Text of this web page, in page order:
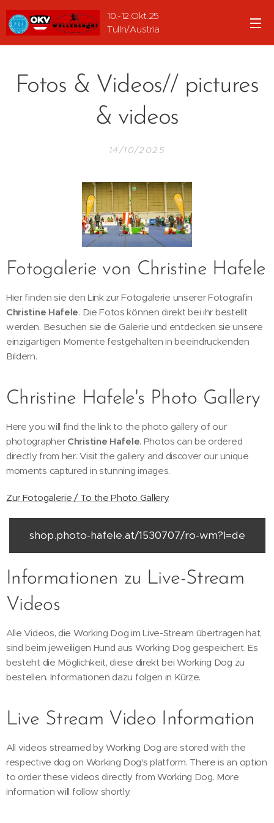
10.-12.Okt.25
Tulln/Austria
Fotos & Videos// pictures
& videos
14/10/2025
Fotogalerie von Christine Hafele
Hier finden sie den Link zur Fotogalerie unserer Fotografin
Christine Hafele. Die Fotos können direkt bei ihr bestellt
werden. Besuchen sie die Galerie und entdecken sie unsere
einzigartigen Momente festgehalten in beeindruckenden
Bildern.
Christine Hafele's Photo Gallery
Here you will find the link to the photo gallery of our
photographer Christine Hafele. Photos can be ordered
directly from her. Visit the gallery and discover our unique
moments captured in stunning images.
Zur Fotogalerie / To the Photo Gallery
shop.photo-hafele.at/1530707/ro-wm?l=de
Informationen zu Live-Stream
Videos
Alle Videos, die Working Dog im Live-Stream übertragen hat,
sind beim jeweiligen Hund aus Working Dog gespeichert. Es
besteht die Möglichkeit, diese direkt bei Working Dog zu
bestellen. Informationen dazu folgen in Kürze.
Live Stream Video Information
All videos streamed by Working Dog are stored with the
respective dog on Working Dog's platform. There is an option
to order these videos directly from Working Dog. More
information will follow shortly.